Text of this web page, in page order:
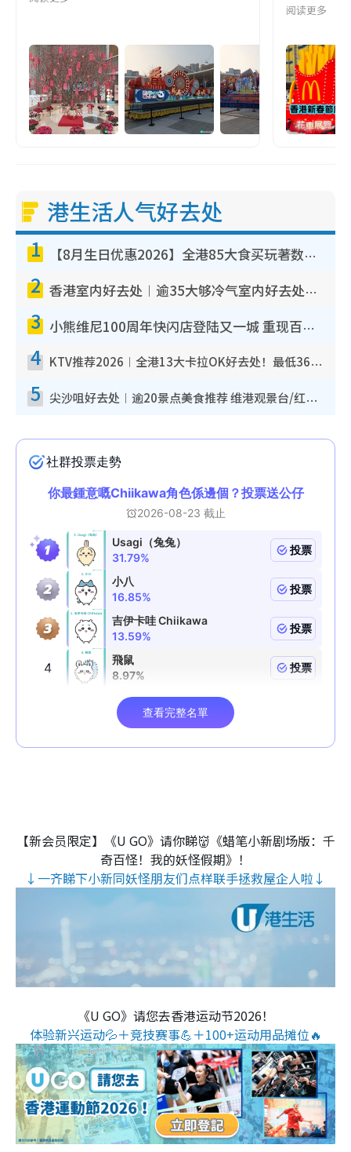
阅读更多
港生活人气好去处
1 【8月生日优惠2026】全港85大食买玩著数攻略 自助餐/火锅放题同行免费＋诚品/DONKI送现金券
2 香港室内好去处︱逾35大够冷气室内好去处推荐 室内活动免费避雨无惧下雨
3 小熊维尼100周年快闪店登陆又一城 重现百亩森林经典场景／独家限定盲盒登场／专属DIY香水
4 KTV推荐2026︱全港13大卡拉OK好去处！最低36元起 日语歌都有！(附地址+收费详情)
5 尖沙咀好去处︱逾20景点美食推荐 维港观景台/红磡古迹/九龙公园/室内游乐场
【新会员限定】《U GO》请你睇👹《蜡笔小新剧场版：千
奇百怪！我的妖怪假期》！
↓一齐睇下小新同妖怪朋友们点样联手拯救屋企人啦↓
《U GO》请您去香港运动节2026！
体验新兴运动💦＋竞技赛事💪＋100+运动用品摊位🔥